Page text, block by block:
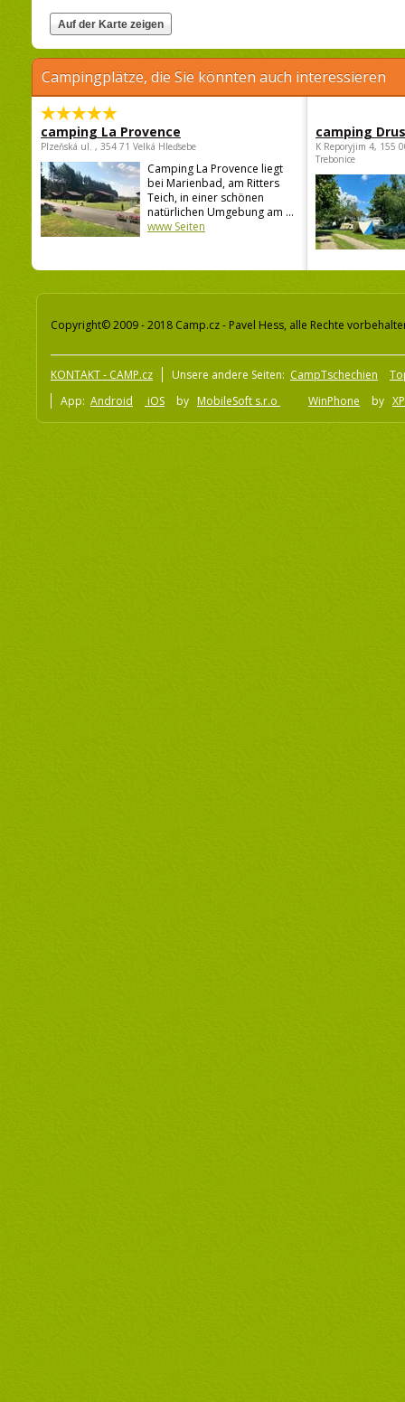
Campingplätze, die Sie könnten auch interessieren
camping La Provence
Plzeňská ul. , 354 71 Velká Hleďsebe
Camping La Provence liegt
bei Marienbad, am Ritters
Teich, in einer schönen
natürlichen Umgebung am ...
www Seiten
camping
K Reporyjim 4, 155
Trebonice
Copyright© 2009 - 2018 Camp.cz - Pavel Hess, alle Rechte
KONTAKT - CAMP.cz Unsere andere Seiten: CampTschechien
App: Android iOS by MobileSoft s.r.o WinPhone by